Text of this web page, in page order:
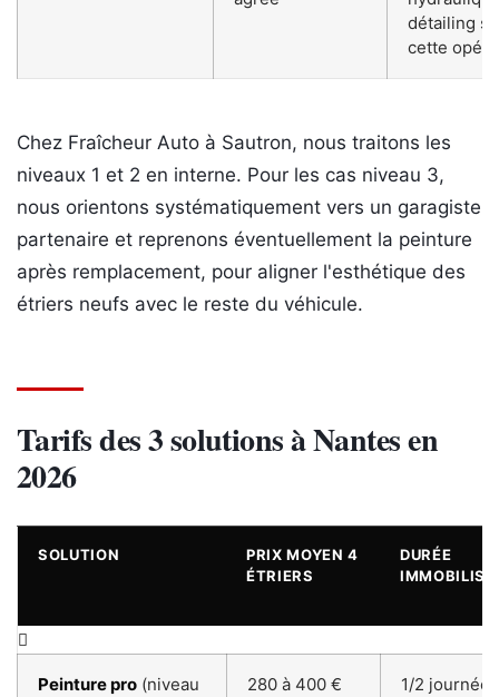
détailing
cette
Chez Fraîcheur Auto à Sautron, nous traitons les
niveaux 1 et 2 en interne. Pour les cas niveau 3,
nous orientons systématiquement vers un garagiste
partenaire et reprenons éventuellement la peinture
après remplacement, pour aligner l'esthétique des
étriers neufs avec le reste du véhicule.
Tarifs des 3 solutions à Nantes en
2026
SOLUTION
PRIX MOYEN 4
ÉTRIERS
DURÉE
Peinture pro (niveau
280 à 400 €
1/2 journée